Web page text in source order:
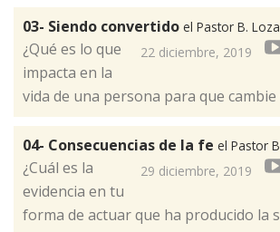
03- Siendo convertido el Pastor B.
22 diciembre, 2019
¿Qué es lo que
impacta en la
vida de una persona para que
04- Consecuencias de la fe el Pastor
29 diciembre, 2019
¿Cuál es la
evidencia en tu
forma de actuar que ha producido la